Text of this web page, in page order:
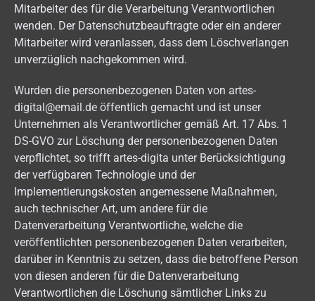
Mitarbeiter des für die Verarbeitung Verantwortlichen
wenden. Der Datenschutzbeauftragte oder ein anderer
Mitarbeiter wird veranlassen, dass dem Löschverlangen
unverzüglich nachgekommen wird.
Wurden die personenbezogenen Daten von artes-
digital@email.de öffentlich gemacht und ist unser
Unternehmen als Verantwortlicher gemäß Art. 17 Abs. 1
DS-GVO zur Löschung der personenbezogenen Daten
verpflichtet, so trifft artes-digita unter Berücksichtigung
der verfügbaren Technologie und der
Implementierungskosten angemessene Maßnahmen,
auch technischer Art, um andere für die
Datenverarbeitung Verantwortliche, welche die
veröffentlichten personenbezogenen Daten verarbeiten,
darüber in Kenntnis zu setzen, dass die betroffene Person
von diesen anderen für die Datenverarbeitung
Verantwortlichen die Löschung sämtlicher Links zu